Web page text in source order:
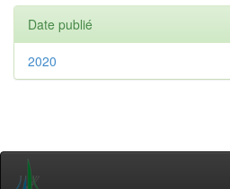
Date publié
2020